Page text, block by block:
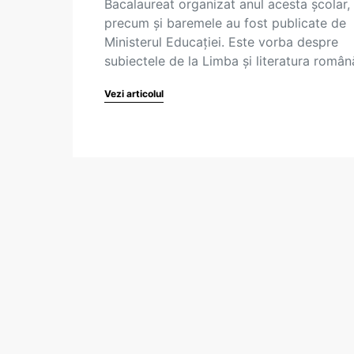
Bacalaureat organizat anul acesta școlar,
precum și baremele au fost publicate de
Ministerul Educației. Este vorba despre
subiectele de la Limba și literatura
Vezi articolul